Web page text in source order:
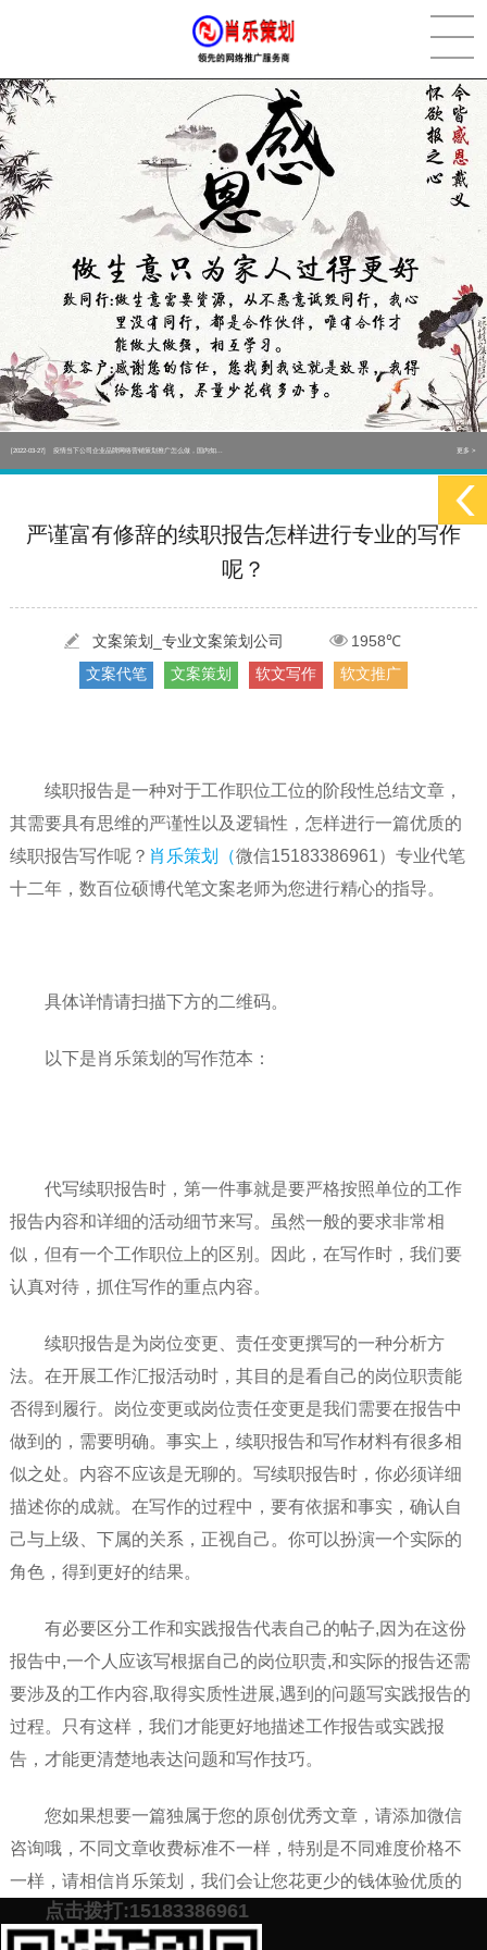
[2022-05-29] 实体门店如何做网络推广吸引客户，实体店网络营销技巧... 更多 >
[2022-05-04] 污水处理设备厂家产品如何做网络推广（污水处理项目网... 更多 >
[2022-03-27] 疫情当下公司企业品牌网络营销策划推广怎么做，国内知... 更多 >
[2022-05-29] 实体门店如何做网络推广吸引客户，实体店网络营销技巧... 更多 >
污水处理设备厂家产品如何做网络推广（污水处理项目网...
严谨富有修辞的续职报告怎样进行专业的写作
呢？
文案策划_专业文案策划公司
1958℃
文案代笔
文案策划 软文写作 软文推广
续职报告是一种对于工作职位工位的阶段性总结文章，
其需要具有思维的严谨性以及逻辑性，怎样进行一篇优质的
续职报告写作呢？ 肖乐策划（微信15183386961）专业代笔
十二年，数百位硕博代笔文案老师为您进行精心的指导。
具体详情请扫描下方的二维码。
以下是肖乐策划的写作范本：
代写续职报告时，第一件事就是要严格按照单位的工作
报告内容和详细的活动细节来写。虽然一般的要求非常相
似，但有一个工作职位上的区别。因此，在写作时，我们要
认真对待，抓住写作的重点内容。
续职报告是为岗位变更、责任变更撰写的一种分析方
法。在开展工作汇报活动时，其目的是看自己的岗位职责能
否得到履行。岗位变更或岗位责任变更是我们需要在报告中
做到的，需要明确。事实上，续职报告和写作材料有很多相
似之处。内容不应该是无聊的。写续职报告时，你必须详细
描述你的成就。在写作的过程中，要有依据和事实，确认自
己与上级、下属的关系，正视自己。你可以扮演一个实际的
角色，得到更好的结果。
有必要区分工作和实践报告代表自己的帖子,因为在这份
报告中,一个人应该写根据自己的岗位职责,和实际的报告还需
要涉及的工作内容,取得实质性进展,遇到的问题写实践报告的
过程。只有这样，我们才能更好地描述工作报告或实践报
告，才能更清楚地表达问题和写作技巧。
您如果想要一篇独属于您的原创优秀文章，请添加微信
咨询哦，不同文章收费标准不一样，特别是不同难度价格不
一样，请相信肖乐策划，我们会让您花更少的钱体验优质的
代写原创文章服务。
点击拨打:15183386961